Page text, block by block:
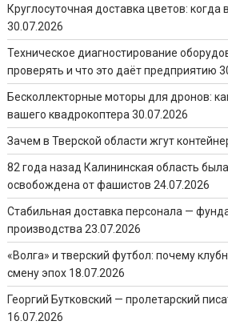
Круглосуточная доставка цветов:
30.07.2026
Техническое диагностирование
проверять и что это даёт предприятию
Бесколлекторные моторы для дронов:
вашего квадрокоптера 30.07.2026
Зачем в Тверской области жгут
82 года назад Калининская область
освобождена от фашистов 24.07.2026
Стабильная доставка персонала —
производства 23.07.2026
«Волга» и тверский футбол: почему
смену эпох 18.07.2026
Георгий Бутковский — пролетарский
16.07.2026